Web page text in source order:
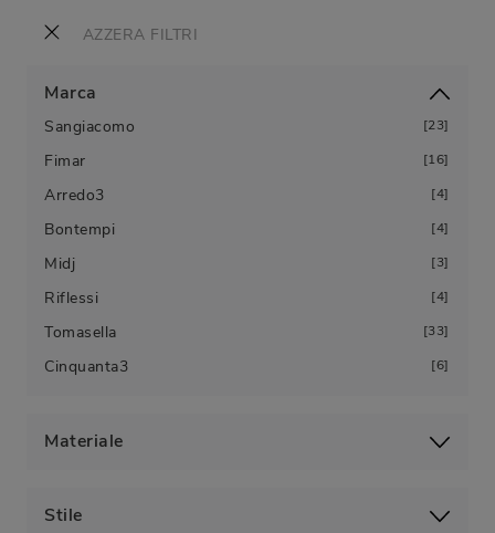
AZZERA FILTRI
Marca
Sangiacomo 23
Fimar 16
Arredo3 4
Bontempi 4
Midj 3
Riflessi 4
Tomasella 33
Cinquanta3 6
Materiale
Stile